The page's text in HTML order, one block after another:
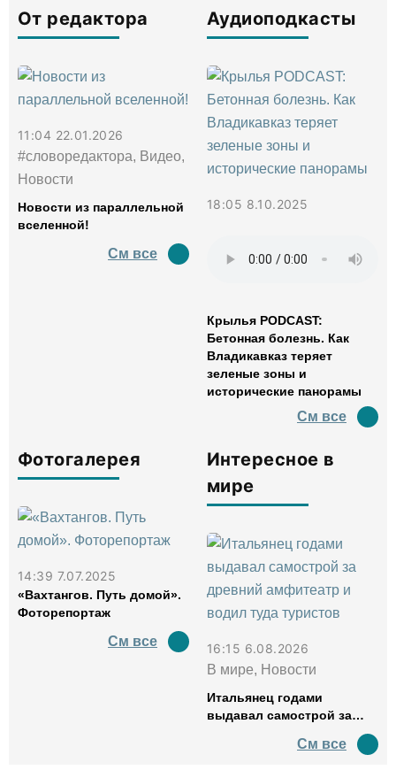
От редактора
11:04 22.01.2026
#словоредактора, Видео,
Новости
Новости из параллельной
вселенной!
См все
Аудиоподкасты
18:05 8.10.2025
Крылья PODCAST:
Бетонная болезнь. Как
Владикавказ теряет
зеленые зоны и
исторические панорамы
См все
Фотогалерея
14:39 7.07.2025
«Вахтангов. Путь домой».
Фоторепортаж
См все
Интересное в
мире
16:15 6.08.2026
В мире, Новости
Итальянец годами
выдавал самострой за
водил туда туристов
См все